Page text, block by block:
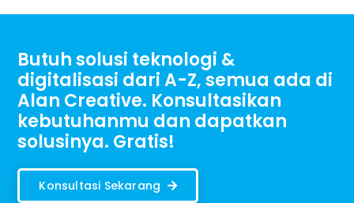
Butuh solusi teknologi &
digitalisasi dari A-Z, semua ada di
Alan Creative. Konsultasikan
kebutuhanmu dan dapatkan
solusinya. Gratis!
Konsultasi Sekarang